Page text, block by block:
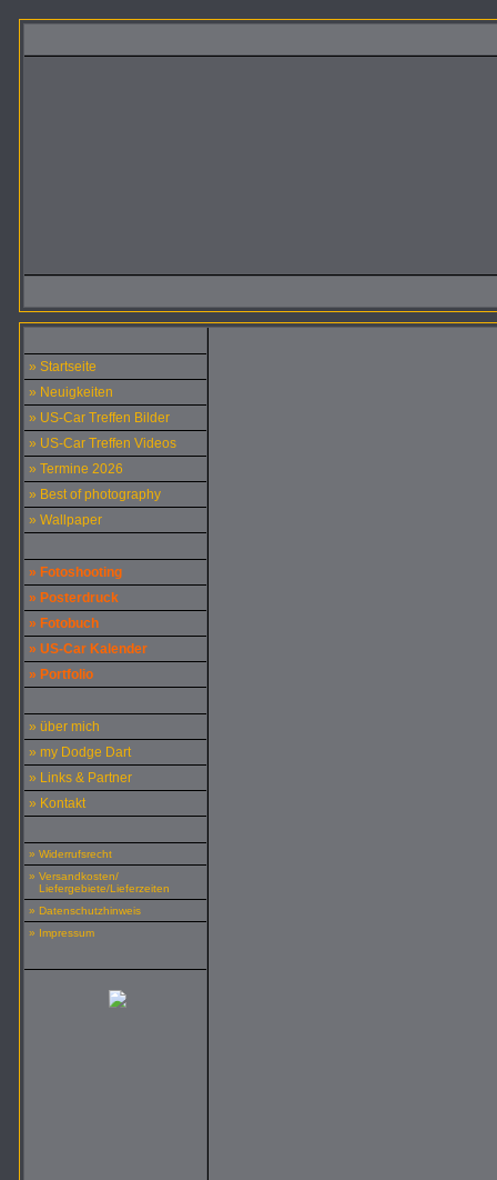
» Startseite
» Neuigkeiten
» US-Car Treffen Bilder
» US-Car Treffen Videos
» Termine 2026
» Best of photography
» Wallpaper
» Fotoshooting
» Posterdruck
» Fotobuch
» US-Car Kalender
» Portfolio
» über mich
» my Dodge Dart
» Links & Partner
» Kontakt
» Widerrufsrecht
» Versandkosten/
Liefergebiete/Lieferzeiten
» Datenschutzhinweis
» Impressum